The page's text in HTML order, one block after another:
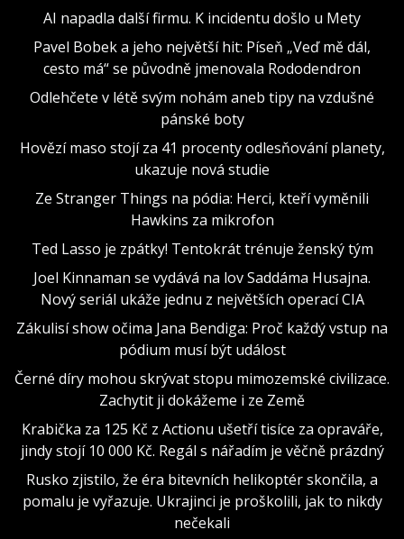
AI napadla další firmu. K incidentu došlo u Mety
Pavel Bobek a jeho největší hit: Píseň „Veď mě dál,
cesto má“ se původně jmenovala Rododendron
Odlehčete v létě svým nohám aneb tipy na vzdušné
pánské boty
Hovězí maso stojí za 41 procenty odlesňování planety,
ukazuje nová studie
Ze Stranger Things na pódia: Herci, kteří vyměnili
Hawkins za mikrofon
Ted Lasso je zpátky! Tentokrát trénuje ženský tým
Joel Kinnaman se vydává na lov Saddáma Husajna.
Nový seriál ukáže jednu z největších operací CIA
Zákulisí show očima Jana Bendiga: Proč každý vstup na
pódium musí být událost
Černé díry mohou skrývat stopu mimozemské civilizace.
Zachytit ji dokážeme i ze Země
Krabička za 125 Kč z Actionu ušetří tisíce za opraváře,
jindy stojí 10 000 Kč. Regál s nářadím je věčně prázdný
Rusko zjistilo, že éra bitevních helikoptér skončila, a
pomalu je vyřazuje. Ukrajinci je proškolili, jak to nikdy
nečekali